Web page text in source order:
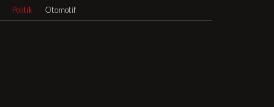
Politik Otomotif